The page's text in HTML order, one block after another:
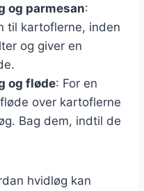
og parmesan:
til kartoflerne, inden
og giver en
og fløde: For en
over kartoflerne
Bag dem, indtil de
hvidløg kan